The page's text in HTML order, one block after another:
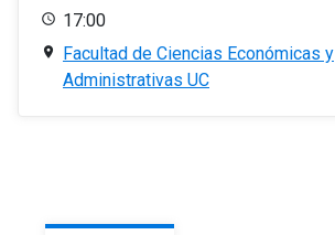
17:00
Facultad de Ciencias Económicas y
Administrativas UC